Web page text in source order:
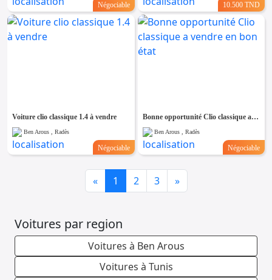
Négociable 10.500 TND
Voiture clio classique 1.4 à vendre
Ben Arous , Radès
Négociable
Bonne opportunité Clio classique a vendre en bon état
Ben Arous , Radès
Négociable
«Previous
1 2 3 »Next
Voitures par region
Voitures à Ben Arous
Voitures à Tunis